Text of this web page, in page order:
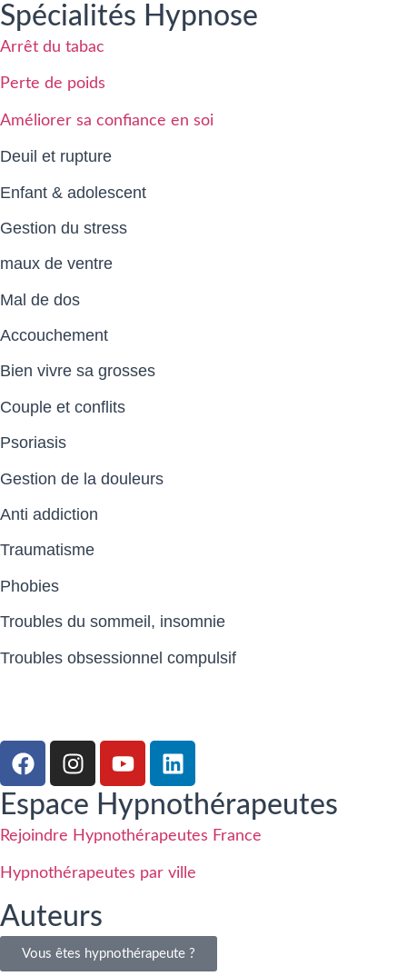
Spécialités Hypnose
Arrêt du tabac
Perte de poids
Améliorer sa confiance en soi
Deuil et rupture
Enfant & adolescent
Gestion du stress
maux de ventre
Mal de dos
Accouchement
Bien vivre sa grosses
Couple et conflits
Psoriasis
Gestion de la douleurs
Anti addiction
Traumatisme
Phobies
Troubles du sommeil, insomnie
Troubles obsessionnel compulsif
Espace Hypnothérapeutes
Rejoindre Hypnothérapeutes France
Hypnothérapeutes par ville
Auteurs
Vous êtes hypnothérapeute ?